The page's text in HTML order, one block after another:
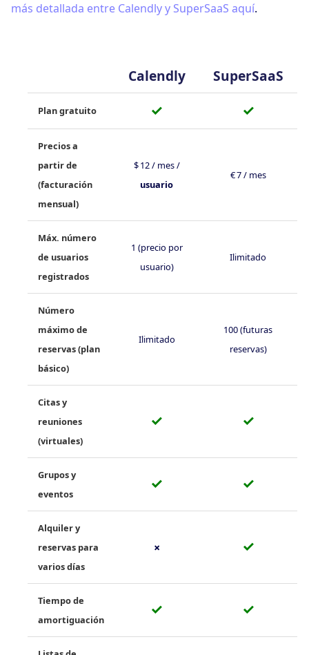
más detallada entre Calendly y SuperSaaS aquí.
Calendly SuperSaaS
Plan gratuito ✓ ✓
Precios a
partir de
(facturación
mensual)
$ 12 / mes /
usuario
€ 7 / mes
Máx. número
de usuarios
registrados
1 (precio por
usuario)
Ilimitado
Número
máximo de
reservas (plan
básico)
Ilimitado
100 (futuras
reservas)
Citas y
reuniones
(virtuales)
✓ ✓
Grupos y
eventos
✓ ✓
Alquiler y
reservas para
varios días
✗ ✓
Tiempo de
amortiguación
✓ ✓